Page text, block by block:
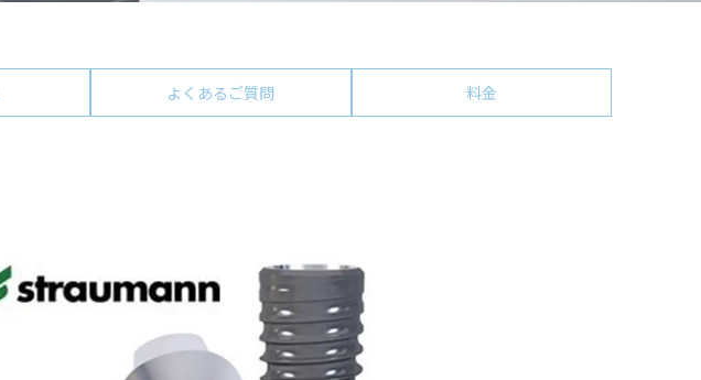
よくあるご質問 料金